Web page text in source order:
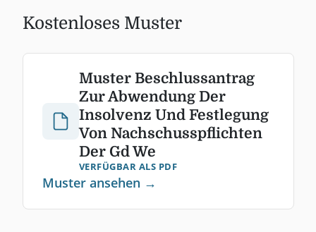
Kostenloses Muster
Muster Beschlussantrag
Zur Abwendung Der
Insolvenz Und Festlegung
Von Nachschusspflichten
Der Gd We
VERFÜGBAR ALS PDF
Muster ansehen →